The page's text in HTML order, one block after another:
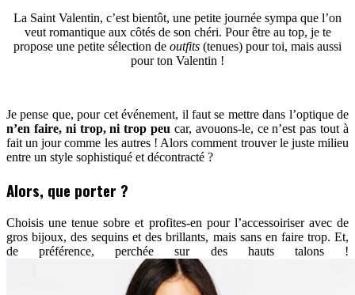
La Saint Valentin, c’est bientôt, une petite journée sympa que l’on
veut romantique aux côtés de son chéri. Pour être au top, je te
propose une petite sélection de outfits (tenues) pour toi, mais aussi
pour ton Valentin !
Je pense que, pour cet événement, il faut se mettre dans l’optique de
n’en faire, ni trop, ni trop peu car, avouons-le, ce n’est pas tout à
fait un jour comme les autres ! Alors comment trouver le juste milieu
entre un style sophistiqué et décontracté ?
Alors, que porter ?
Choisis une tenue sobre et profites-en pour l’accessoiriser avec de
gros bijoux, des sequins et des brillants, mais sans en faire trop. Et,
de préférence, perchée sur des hauts talons !